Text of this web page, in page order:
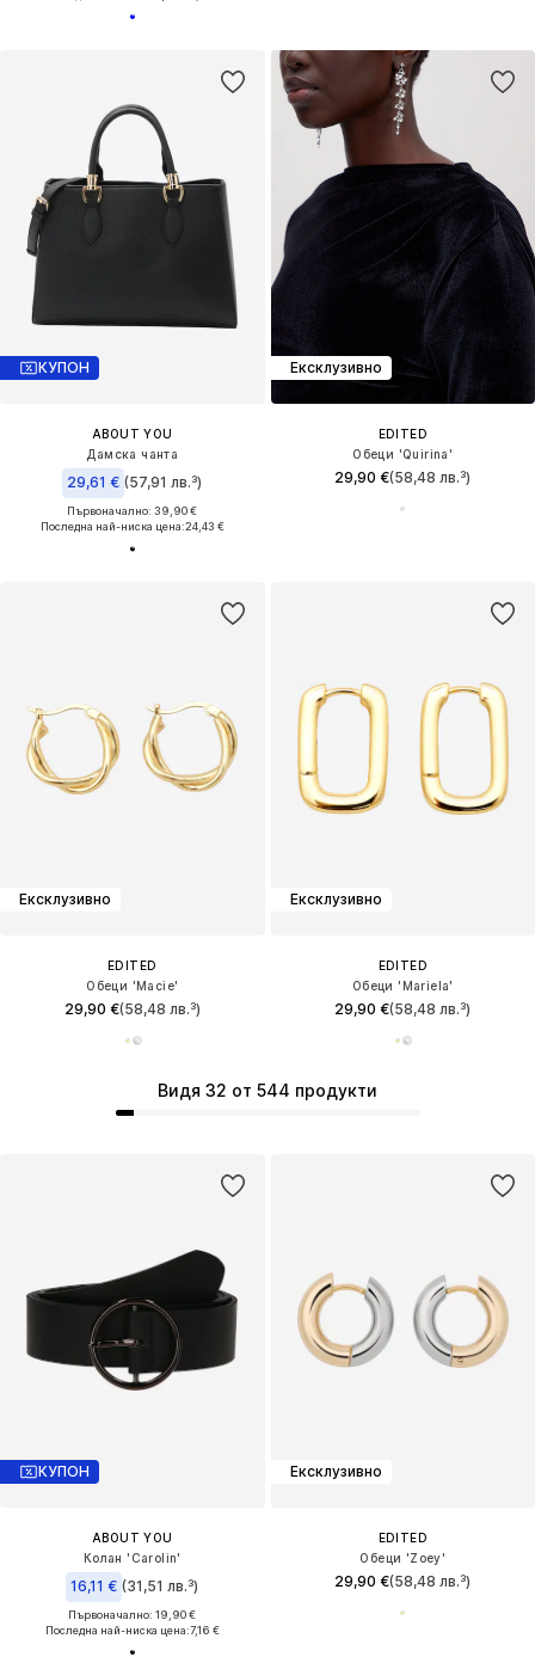
КУПОН
ABOUT YOU
Дамска чанта
29,61 € (57,91 лв.³)
Първоначално: 39,90 €
Последна най-ниска цена:24,43 €
Ексклузивно
EDITED
Обеци 'Quirina'
29,90 €(58,48 лв.³)
Ексклузивно
EDITED
Обеци 'Macie'
29,90 €(58,48 лв.³)
Ексклузивно
EDITED
Обеци 'Mariela'
29,90 €(58,48 лв.³)
КУПОН
ABOUT YOU
Колан 'Carolin'
16,11 € (31,51 лв.³)
Първоначално: 19,90 €
Последна най-ниска цена:7,16 €
Видя 32 от 544 продукти
Ексклузивно
EDITED
Обеци 'Zoey'
29,90 €(58,48 лв.³)